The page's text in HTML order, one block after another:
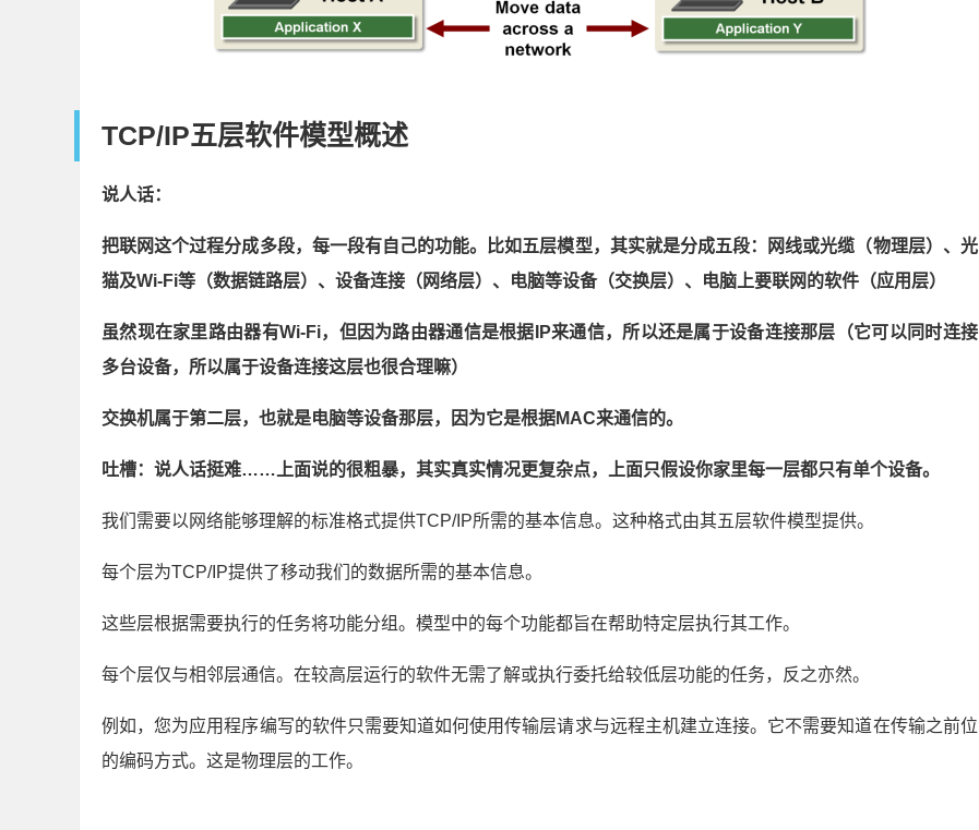
TCP/IP五层软件模型概述
说人话：
把联网这个过程分成多段，每一段有自己的功能。比如五层模型，其实就是分成五段：网线或光缆（物理层）、光
猫及Wi-Fi等（数据链路层）、设备连接（网络层）、电脑等设备（交换层）、电脑上要联网的软件（应用层）
虽然现在家里路由器有Wi-Fi，但因为路由器通信是根据IP来通信，所以还是属于设备连接那层（它可以同时连接
多台设备，所以属于设备连接这层也很合理嘛）
交换机属于第二层，也就是电脑等设备那层，因为它是根据MAC来通信的。
吐槽：说人话挺难……上面说的很粗暴，其实真实情况更复杂点，上面只假设你家里每一层都只有单个设备。
我们需要以网络能够理解的标准格式提供TCP/IP所需的基本信息。这种格式由其五层软件模型提供。
每个层为TCP/IP提供了移动我们的数据所需的基本信息。
这些层根据需要执行的任务将功能分组。模型中的每个功能都旨在帮助特定层执行其工作。
每个层仅与相邻层通信。在较高层运行的软件无需了解或执行委托给较低层功能的任务，反之亦然。
例如，您为应用程序编写的软件只需要知道如何使用传输层请求与远程主机建立连接。它不需要知道在传输之前位
的编码方式。这是物理层的工作。